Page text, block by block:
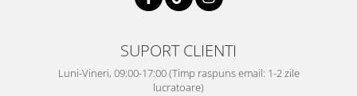
SUPORT CLIENTI
Luni-Vineri, 09:00-17:00 (Timp raspuns email: 1-2 zile
lucratoare)